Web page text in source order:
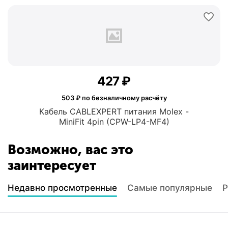
Кабель CABLEXPERT питания Molex -
MiniFit 4pin (CPW-LP4-MF4)
‍427‍₽
503₽ по безналичному расчёту
Возможно, вас это
заинтересует
Недавно просмотренные Самые популярные